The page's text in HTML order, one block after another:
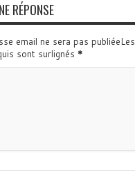
RÉPONSE
email ne sera pas publiéeLes
sont surlignés *